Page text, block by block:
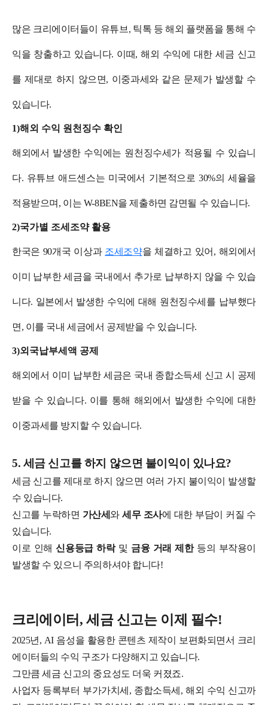
많은 크리에이터들이 유튜브, 틱톡 등 해외 플랫폼을 통해 수
익을 창출하고 있습니다. 이때, 해외 수익에 대한 세금 신고
를 제대로 하지 않으면, 이중과세와 같은 문제가 발생할 수
있습니다.
1)해외 수익 원천징수 확인
해외에서 발생한 수익에는 원천징수세가 적용될 수 있습니
다. 유튜브 애드센스는 미국에서 기본적으로 30%의 세율을
적용받으며, 이는 W-8BEN을 제출하면 감면될 수 있습니다.
2)국가별 조세조약 활용
한국은 90개국 이상과 조세조약을 체결하고 있어, 해외에서
이미 납부한 세금을 국내에서 추가로 납부하지 않을 수 있습
니다. 일본에서 발생한 수익에 대해 원천징수세를 납부했다
면, 이를 국내 세금에서 공제받을 수 있습니다.
3)외국납부세액 공제
해외에서 이미 납부한 세금은 국내 종합소득세 신고 시 공제
받을 수 있습니다. 이를 통해 해외에서 발생한 수익에 대한
이중과세를 방지할 수 있습니다.
5. 세금 신고를 하지 않으면 불이익이 있나요?
세금 신고를 제대로 하지 않으면 여러 가지 불이익이 발생할
수 있습니다.
신고를 누락하면 가산세 와세무 조사에 대한 부담이 커질 수
있습니다.
이로 인해신용등급 하락및 금융 거래 제한등의 부작용이
발생할 수 있으니 주의하셔야 합니다!
크리에이터, 세금 신고는 이제 필수!
2025년, AI 음성을 활용한 콘텐츠 제작이 보편화되면서 크리
에이터들의 수익 구조가 다양해지고 있습니다.
그만큼 세금 신고의 중요성도 더욱 커졌죠.
사업자 등록부터 부가가치세, 종합소득세, 해외 수익 신고까